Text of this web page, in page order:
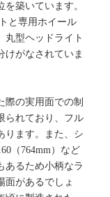
築いています。
と専用ホイール
丸型ヘッドライト
けがなされていま
際の実用面での制
られており、フル
ります。また、シ
（764mm）など
あるため小柄なラ
面があるでしょ